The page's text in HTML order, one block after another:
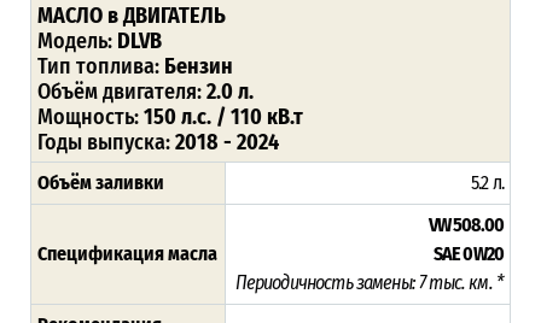
МАСЛО в ДВИГАТЕЛЬ
Модель: DLVB
Тип топлива: Бензин
Объём двигателя:2.0 л.
Мощность:150 л.с. / 110 кВ.т
Годы выпуска:2018 - 2024
Объём заливки 5.2 л.
Спецификация масла
VW 508.00
SAE 0W20
Периодичность замены: 7 тыс. км. *